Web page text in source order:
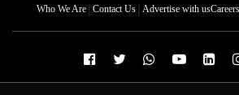
Who We Are| Contact Us| Advertise with usCareers